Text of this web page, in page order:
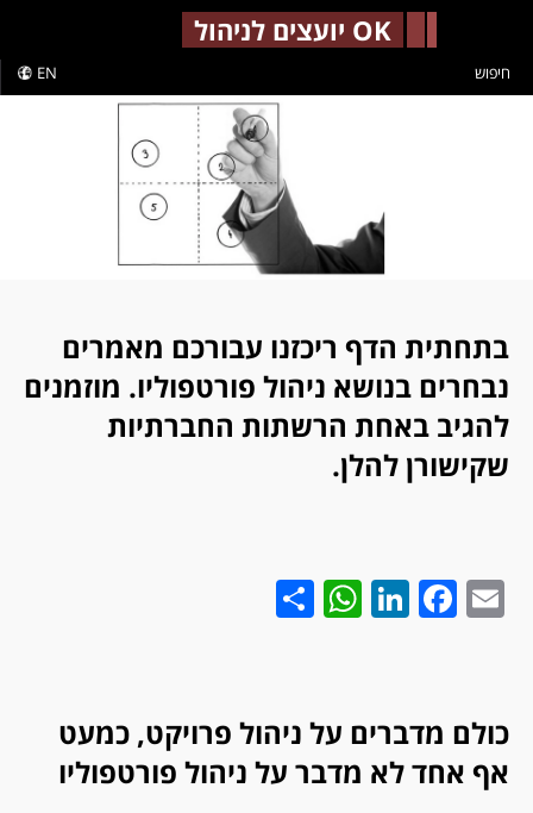
OK יועצים לניהול
EN חיפוש
בתחתית הדף ריכזנו עבורכם מאמרים
נבחרים בנושא ניהול פורטפוליו. מוזמנים
להגיב באחת הרשתות החברתיות
שקישורן להלן.
Email
Facebook
LinkedIn
WhatsApp
כולם מדברים על ניהול פרויקט, כמעט
אף אחד לא מדבר על ניהול פורטפוליו